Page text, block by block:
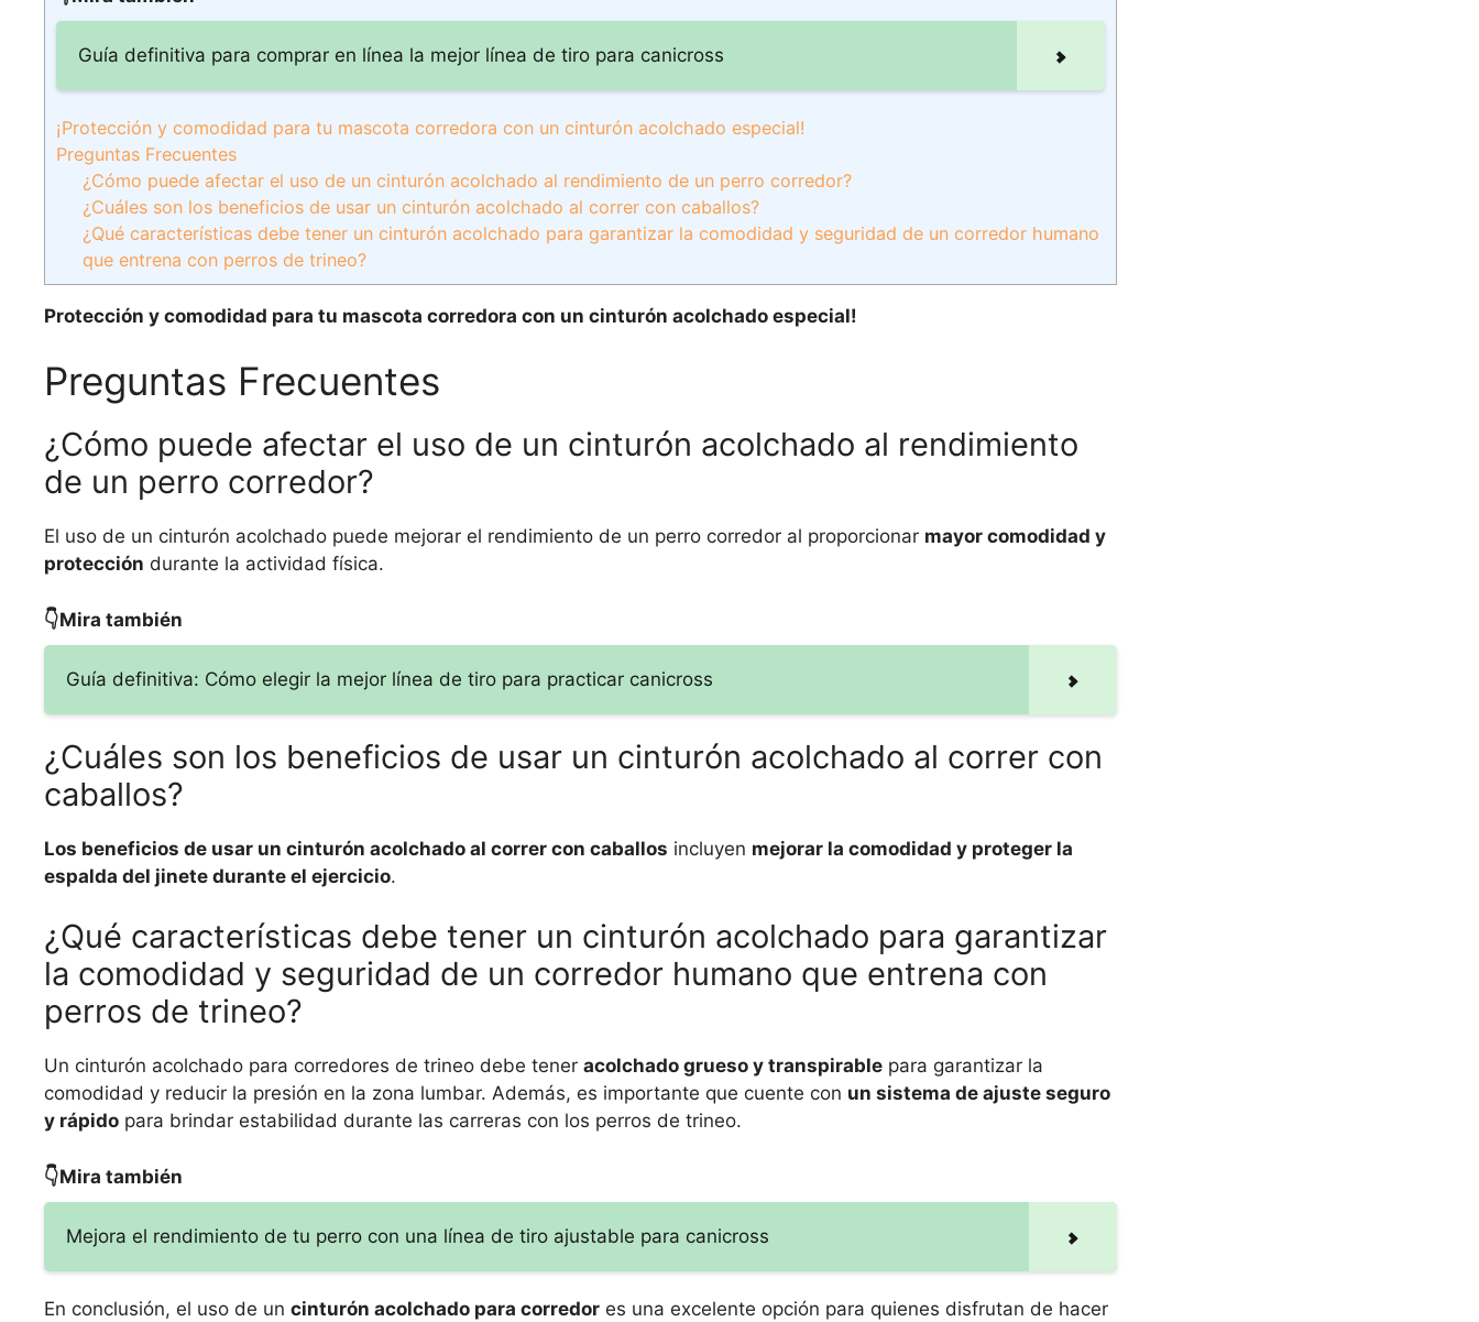
Guía definitiva para comprar en línea la mejor línea de tiro para canicross
¡Protección y comodidad para tu mascota corredora con un cinturón acolchado especial!
Preguntas Frecuentes
¿Cómo puede afectar el uso de un cinturón acolchado al rendimiento de un perro corredor?
¿Cuáles son los beneficios de usar un cinturón acolchado al correr con caballos?
¿Qué características debe tener un cinturón acolchado para garantizar la comodidad y seguridad de un corredor humano
que entrena con perros de trineo?
Protección y comodidad para tu mascota corredora con un cinturón acolchado especial!
Preguntas Frecuentes
¿Cómo puede afectar el uso de un cinturón acolchado al rendimiento
de un perro corredor?
El uso de un cinturón acolchado puede mejorar el rendimiento de un perro corredor al proporcionar mayor comodidad y
protección durante la actividad física.
👇Mira también
Guía definitiva: Cómo elegir la mejor línea de tiro para practicar canicross
¿Cuáles son los beneficios de usar un cinturón acolchado al correr con
caballos?
Los beneficios de usar un cinturón acolchado al correr con caballos incluyen mejorar la comodidad y proteger la
espalda del jinete durante el ejercicio.
¿Qué características debe tener un cinturón acolchado para garantizar
la comodidad y seguridad de un corredor humano que entrena con
perros de trineo?
Un cinturón acolchado para corredores de trineo debe tener acolchado grueso y transpirable para garantizar la
comodidad y reducir la presión en la zona lumbar. Además, es importante que cuente con un sistema de ajuste seguro
y rápido para brindar estabilidad durante las carreras con los perros de trineo.
👇Mira también
Mejora el rendimiento de tu perro con una línea de tiro ajustable para canicross
En conclusión, el uso de un cinturón acolchado para corredor es una excelente opción para quienes disfrutan de hacer